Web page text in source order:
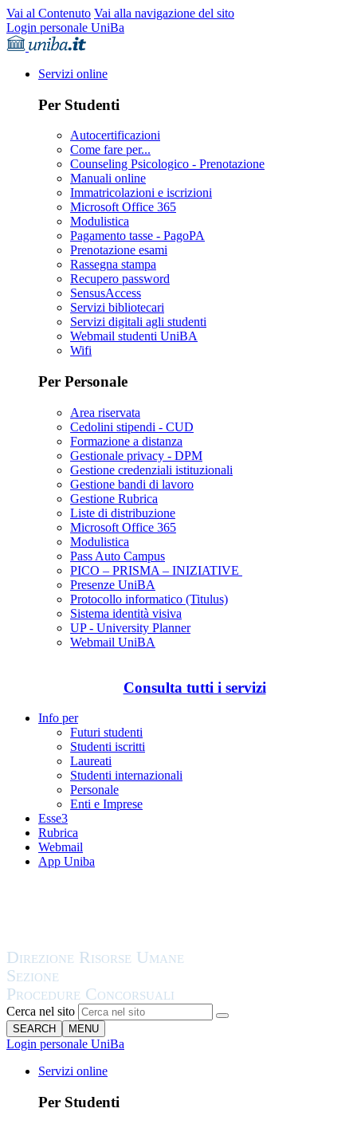
Vai al Contenuto Vai alla navigazione del sito
Login personale UniBa
Servizi online
Per Studenti
Autocertificazioni
Come fare per...
Counseling Psicologico - Prenotazione
Manuali online
Immatricolazioni e iscrizioni
Microsoft Office 365
Modulistica
Pagamento tasse - PagoPA
Prenotazione esami
Rassegna stampa
Recupero password
SensusAccess
Servizi bibliotecari
Servizi digitali agli studenti
Webmail studenti UniBA
Wifi
Per Personale
Area riservata
Cedolini stipendi - CUD
Formazione a distanza
Gestionale privacy - DPM
Gestione credenziali istituzionali
Gestione bandi di lavoro
Gestione Rubrica
Liste di distribuzione
Microsoft Office 365
Modulistica
Pass Auto Campus
PICO – PRISMA – INIZIATIVE
Presenze UniBA
Protocollo informatico (Titulus)
Sistema identità visiva
UP - University Planner
Webmail UniBA
Consulta tutti i servizi
Info per
Futuri studenti
Studenti iscritti
Laureati
Studenti internazionali
Personale
Enti e Imprese
Esse3
Rubrica
Webmail
App Uniba
Cerca nel sito
SEARCH MENU
Login personale UniBa
Servizi online
Per Studenti